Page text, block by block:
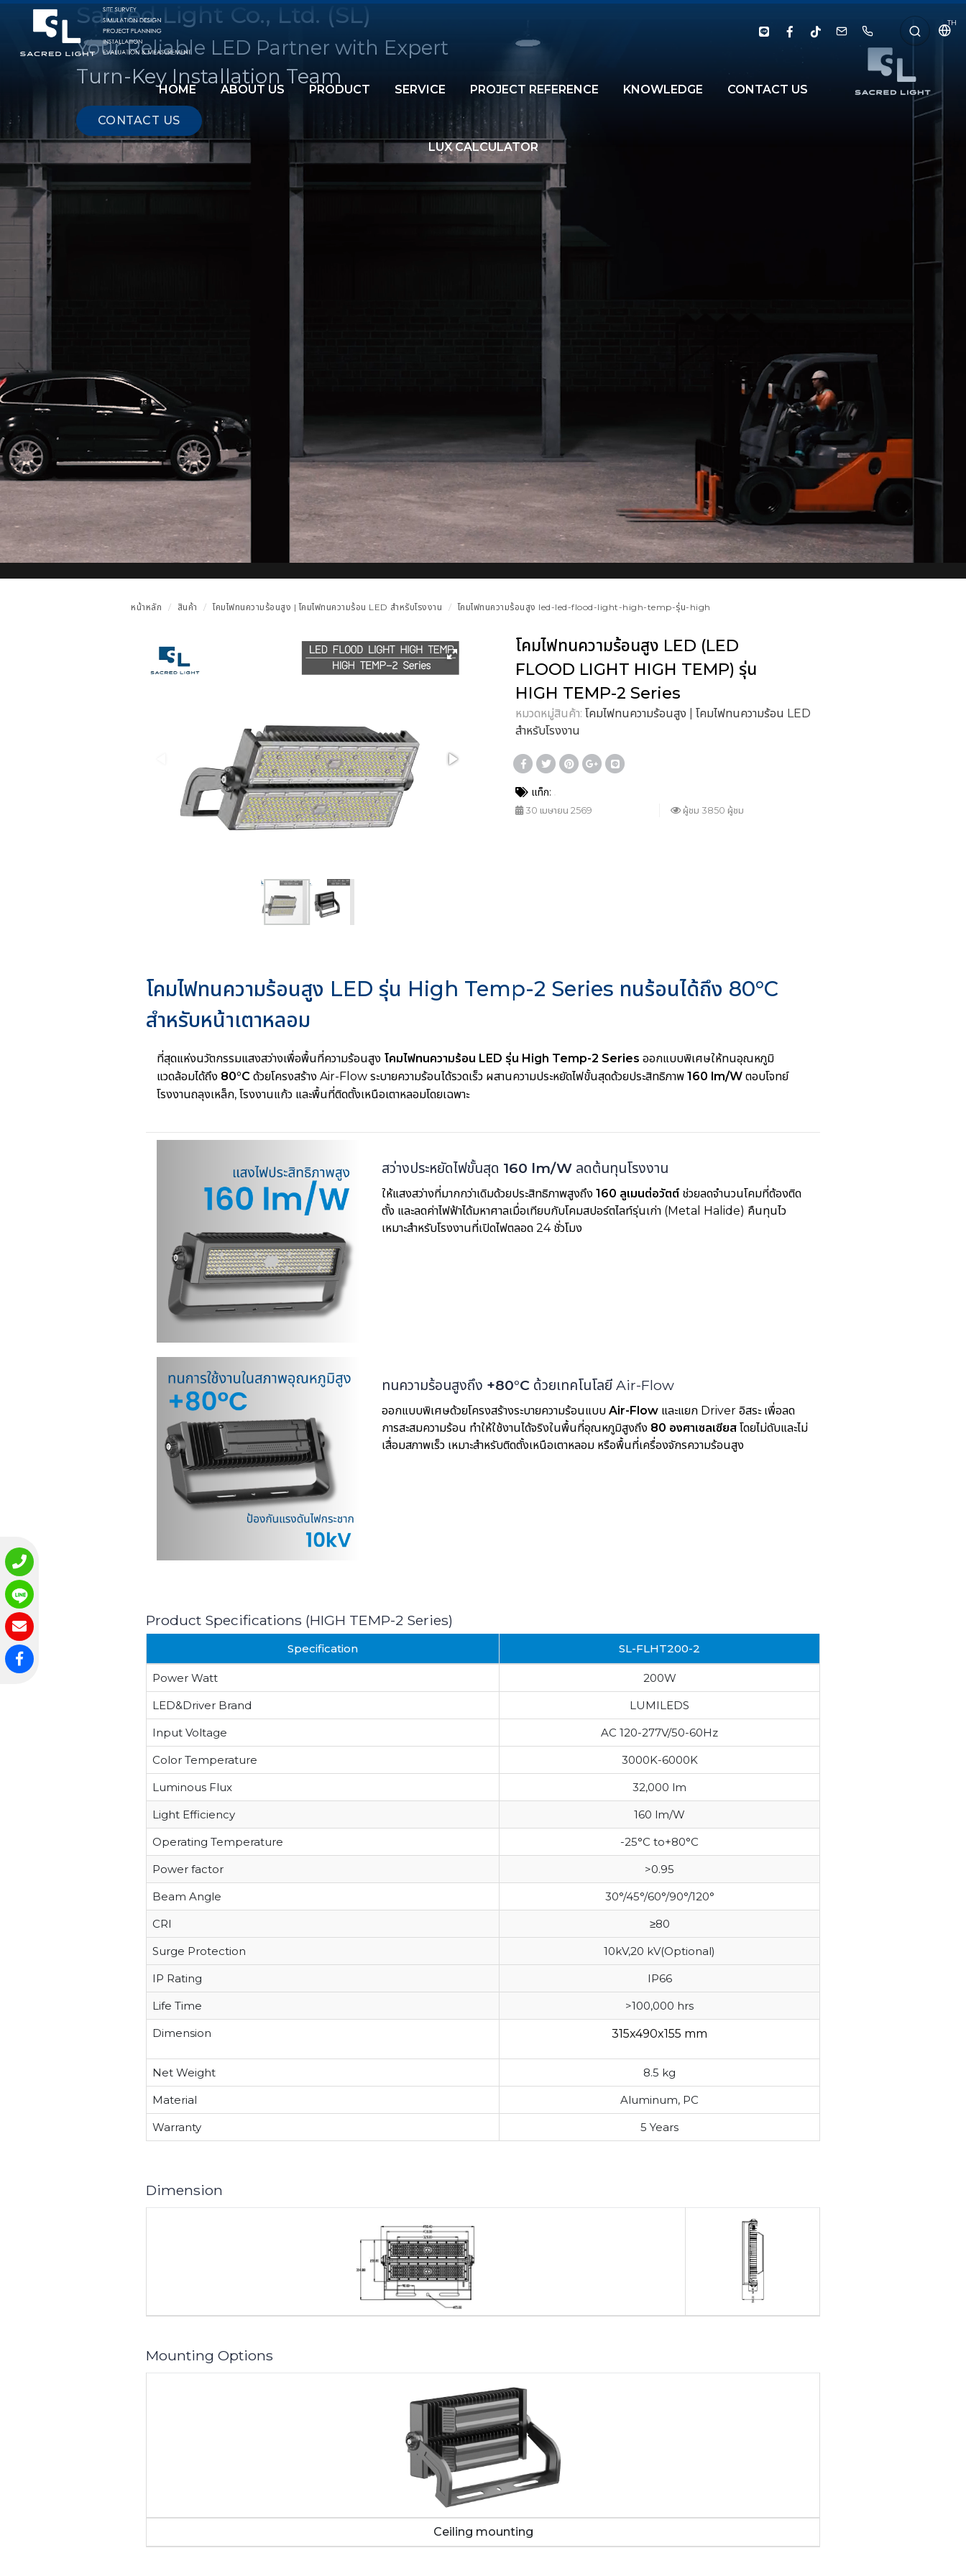
TH
HOME ABOUT US PRODUCT SERVICE PROJECT REFERENCE KNOWLEDGE CONTACT US
LUX CALCULATOR
Sacred Light Co., Ltd. (SL)
Your Reliable LED Partner with Expert
Turn-Key Installation Team
CONTACT US
หน้าหลัก สินค้า โคมไฟทนความร้อนสูง | โคมไฟทนความร้อน LED สำหรับโรงงาน โคมไฟทนความร้อนสูง led-led-flood-light-high-temp-รุ่น-high
โคมไฟทนความร้อนสูง LED (LED
FLOOD LIGHT HIGH TEMP) รุ่น
HIGH TEMP-2 Series
หมวดหมู่สินค้า: โคมไฟทนความร้อนสูง | โคมไฟทนความร้อน LED
สำหรับโรงงาน
แท็ก:
30 เมษายน 2569 ผู้ชม 3850 ผู้ชม
โคมไฟทนความร้อนสูง LED รุ่น High Temp-2 Series ทนร้อนได้ถึง 80°C
สำหรับหน้าเตาหลอม
ที่สุดแห่งนวัตกรรมแสงสว่างเพื่อพื้นที่ความร้อนสูง โคมไฟทนความร้อน LED รุ่น High Temp-2 Series ออกแบบพิเศษให้ทนอุณหภูมิ
แวดล้อมได้ถึง 80°C ด้วยโครงสร้าง Air-Flow ระบายความร้อนได้รวดเร็ว ผสานความประหยัดไฟขั้นสุดด้วยประสิทธิภาพ 160 lm/W ตอบโจทย์
โรงงานถลุงเหล็ก, โรงงานแก้ว และพื้นที่ติดตั้งเหนือเตาหลอมโดยเฉพาะ
สว่างประหยัดไฟขั้นสุด 160 lm/Wลดต้นทุนโรงงาน
ให้แสงสว่างที่มากกว่าเดิมด้วยประสิทธิภาพสูงถึง 160 ลูเมนต่อวัตต์ช่วยลดจำนวนโคมที่ต้องติด
ตั้ง และลดค่าไฟฟ้าได้มหาศาลเมื่อเทียบกับโคมสปอร์ตไลท์รุ่นเก่า (Metal Halide) คืนทุนไว
เหมาะสำหรับโรงงานที่เปิดไฟตลอด 24 ชั่วโมง
ทนความร้อนสูงถึง +80°C ด้วยเทคโนโลยี Air-Flow
ออกแบบพิเศษด้วยโครงสร้างระบายความร้อนแบบ Air-Flowและแยก Driver อิสระ เพื่อลด
การสะสมความร้อน ทำให้ใช้งานได้จริงในพื้นที่อุณหภูมิสูงถึง 80 องศาเซลเซียสโดยไม่ดับและไม่
เสื่อมสภาพเร็ว เหมาะสำหรับติดตั้งเหนือเตาหลอม หรือพื้นที่เครื่องจักรความร้อนสูง
Product Specifications (HIGH TEMP-2 Series)
Specification SL-FLHT200-2
Power Watt
200W
LED&Driver Brand
LUMILEDS
Input Voltage
AC 120-277V/50-60Hz
Color Temperature
3000K-6000K
Luminous Flux
32,000 lm
Light Efficiency
160 lm/W
Operating Temperature
-25°C to+80°C
Power factor
>0.95
Beam Angle
30°/45°/60°/90°/120°
CRI
≥80
Surge Protection
10kV,20 kV(Optional)
IP Rating
IP66
Life Time
>100,000 hrs
Dimension
315x490x155 mm
Net Weight
8.5 kg
Material
Aluminum, PC
Warranty
5 Years
Dimension
Mounting Options
Ceiling mounting